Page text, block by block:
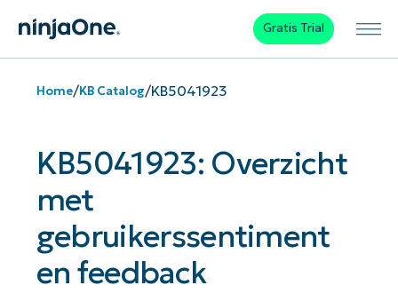
Gratis Trial
Home/KB Catalog/KB5041923
KB5041923: Overzicht
met
gebruikerssentiment
en feedback